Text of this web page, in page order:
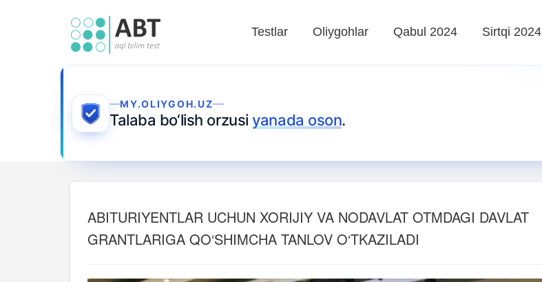
Testlar Oliygohlar Qabul 2024 Sirtqi 2024
MY.OLIYGOH.UZ
Talaba bo‘lish orzusiyanada oson.
ABITURIYENTLAR UCHUN XORIJIY VA NODAVLAT OTMDAGI DAVLAT
GRANTLARIGA QO‘SHIMCHA TANLOV O‘TKAZILADI